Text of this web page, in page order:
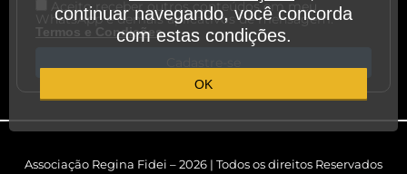
Aceito receber outros conteúdos em meu
WhatsApp e demais aplicativos de mensagem.
Termos e Condições.
Associação Regina Fidei – 2026 | Todos os direitos Reservados
continuar navegando, você concorda
com estas condições.
OK